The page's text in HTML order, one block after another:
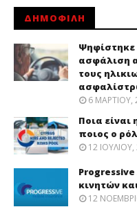
ΔΗΜΟΦΙΛΗ
Ψηφίστηκε
ασφάλιση
τους
6 ΜΑΡΤΊΟΥ,
Ποια
ποιος ο
12 ΙΟΥΛΊΟΥ,
κινητών
12